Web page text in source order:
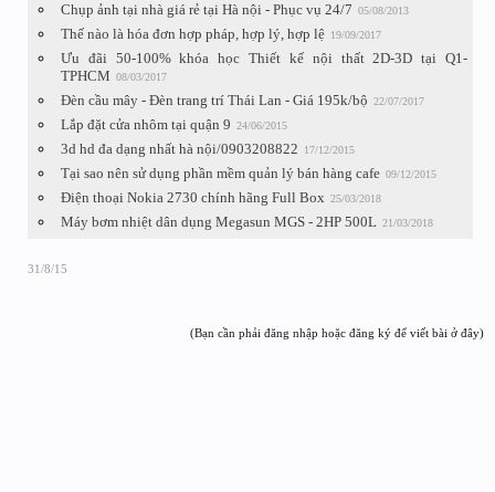
Chụp ảnh tại nhà giá rẻ tại Hà nội - Phục vụ 24/7 05/08/2013
Thế nào là hóa đơn hợp pháp, hợp lý, hợp lệ 19/09/2017
Ưu đãi 50-100% khóa học Thiết kế nội thất 2D-3D tại Q1-
TPHCM 08/03/2017
Đèn cầu mây - Đèn trang trí Thái Lan - Giá 195k/bộ 22/07/2017
Lắp đặt cửa nhôm tại quận 9 24/06/2015
3d hd đa dạng nhất hà nội/0903208822 17/12/2015
Tại sao nên sử dụng phần mềm quản lý bán hàng cafe 09/12/2015
Điện thoại Nokia 2730 chính hãng Full Box 25/03/2018
Máy bơm nhiệt dân dụng Megasun MGS - 2HP 500L 21/03/2018
31/8/15
(Bạn cần phải đăng nhập hoặc đăng ký để viết bài ở đây)